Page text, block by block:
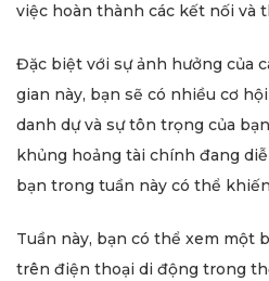
việc hoàn thành các kết nối và
Đặc biệt với sự ảnh hưởng của
gian này, bạn sẽ có nhiều cơ
danh dự và sự tôn trọng của
khủng hoảng tài chính đang
bạn trong tuần này có thể
Tuần này, bạn có thể xem một
trên điện thoại di động trong